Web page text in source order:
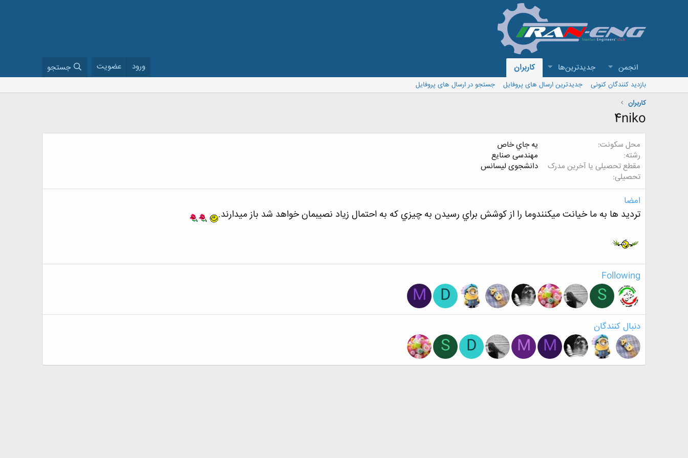
انجمن جدیدترین‌ها کاربران ورود عضویت جستجو
بازدید کنندگان کنونی جدیدترین ارسال های پروفایل
جستجو در ارسال های پروفایل
کاربران
4niko
محل سکونت
يه جاي خاص
رشته
مهندسی صنایع
مقطع تحصیلی یا آخرین مدرک
تحصیلی
دانشجوی لیسانس
امضا
ترديد ها به ما خيانت ميكنندوما را از كوشش براي رسيدن به چيزي كه به احتمال زياد نصيبمان خواهد شد باز ميدارند.
Following
S
D
M
دنبال کنندگان
M
M
D
S